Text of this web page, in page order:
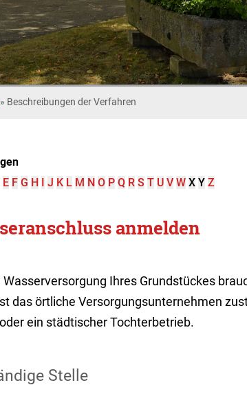
» Beschreibungen der Verfahren
E F G H I J K L M N O P Q R S T U V W X Y Z
anmelden
Wasserversorgung Ihres Grundstückes
das örtliche Versorgungsunternehmen
ein städtischer Tochterbetrieb.
Stelle